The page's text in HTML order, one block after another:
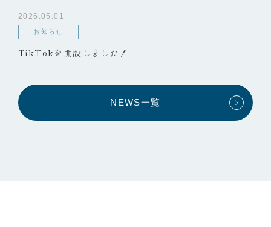
2026.05.01
お知らせ
TikTokを開設しました！
NEWS一覧